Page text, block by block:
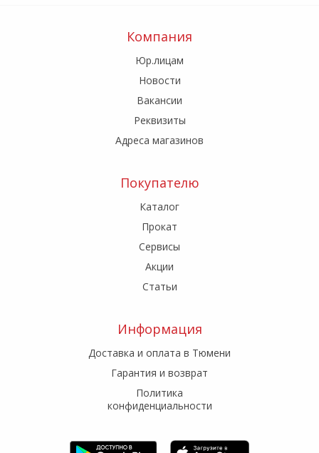
Компания
Юр.лицам
Новости
Вакансии
Реквизиты
Адреса магазинов
Покупателю
Каталог
Прокат
Сервисы
Акции
Статьи
Информация
Доставка и оплата в Тюмени
Гарантия и возврат
Политика
конфиденциальности